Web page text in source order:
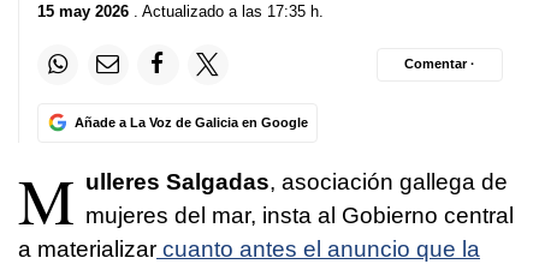
15 may 2026 . Actualizado a las 17:35 h.
Añade a La Voz de Galicia en Google
Comentar ·
M ulleres Salgadas, asociación gallega de
mujeres del mar, insta al Gobierno central
a materializar cuanto antes el anuncio que la